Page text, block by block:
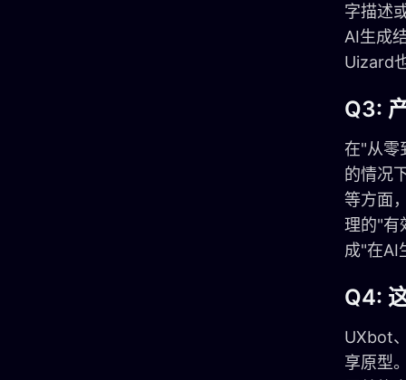
字描述
AI生成
Uizard
Q3:
在"从零
的情况
等方面
理的"有
成"在AI
Q4:
UXbot
享原型